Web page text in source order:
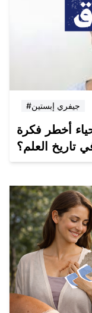
#جيفري إبستين
أخطر فكرة
تاريخ العلم؟